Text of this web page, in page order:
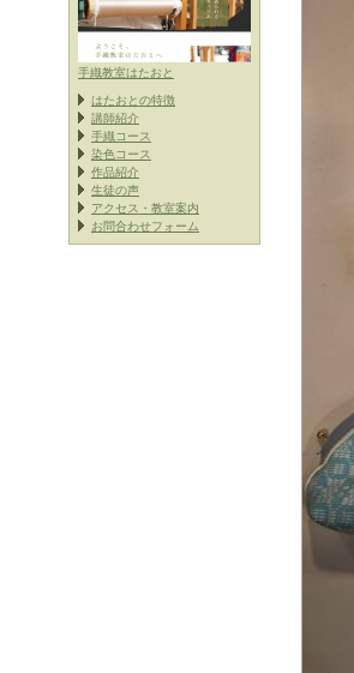
手織教室はたおと
はたおとの特徴
講師紹介
手織コース
染色コース
作品紹介
生徒の声
アクセス・教室案内
お問合わせフォーム